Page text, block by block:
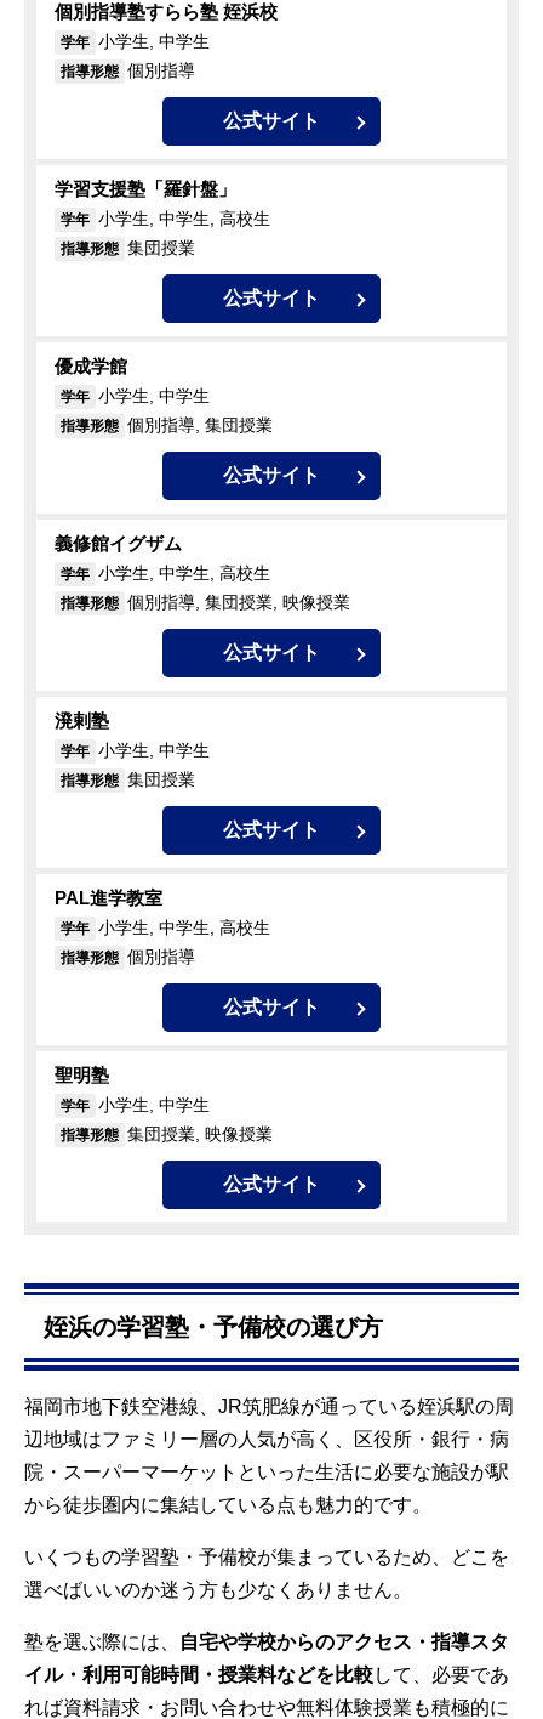
個別指導塾すらら塾 姪浜校
学年 小学生, 中学生
指導形態 個別指導
公式サイト
学習支援塾「羅針盤」
学年 小学生, 中学生, 高校生
指導形態 集団授業
公式サイト
優成学館
学年 小学生, 中学生
指導形態 個別指導, 集団授業
公式サイト
義修館イグザム
学年 小学生, 中学生, 高校生
指導形態 個別指導, 集団授業, 映像授業
公式サイト
溌剌塾
学年 小学生, 中学生
指導形態 集団授業
公式サイト
PAL進学教室
学年 小学生, 中学生, 高校生
指導形態 個別指導
公式サイト
聖明塾
学年 小学生, 中学生
指導形態 集団授業, 映像授業
公式サイト
姪浜の学習塾・予備校の選び方
福岡市地下鉄空港線、JR筑肥線が通っている姪浜駅の周
辺地域はファミリー層の人気が高く、区役所・銀行・病
院・スーパーマーケットといった生活に必要な施設が駅
から徒歩圏内に集結している点も魅力的です。
いくつもの学習塾・予備校が集まっているため、どこを
選べばいいのか迷う方も少なくありません。
塾を選ぶ際には、
自宅や学校からのアクセス・指導スタ
イル・利用可能時間・授業料などを比較して、必要であ
れば資料請求・お問い合わせや無料体験授業も積極的に